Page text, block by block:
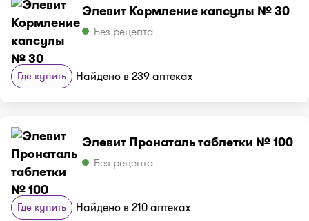
Элевит Кормление капсулы № 30
Без рецепта
Где купить Найдено в 239 аптеках
Элевит Пронаталь таблетки № 100
Без рецепта
Где купить Найдено в 210 аптеках